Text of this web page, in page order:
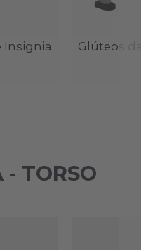
Insignia Glúteos
- TORSO